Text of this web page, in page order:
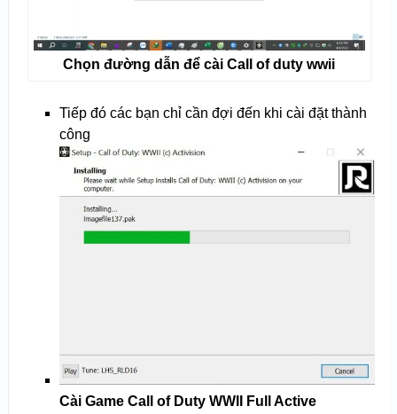
Chọn đường dẫn để cài Call of duty wwii
Tiếp đó các bạn chỉ cần đợi đến khi cài đặt thành
công
Cài Game Call of Duty WWII Full Active